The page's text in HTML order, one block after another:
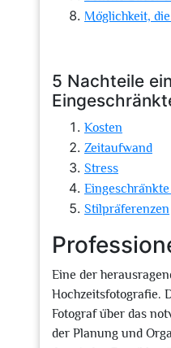
Möglichkeit,
5 Nachteile
Kosten
Zeitaufwand
Stress
Stilpräferenzen
Eine der
Hochzeitsfotografie.
Fotograf über das
der Planung und